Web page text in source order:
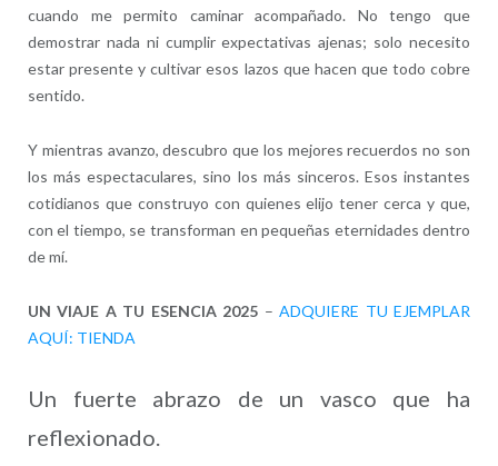
cuando me permito caminar acompañado. No tengo que
demostrar nada ni cumplir expectativas ajenas; solo necesito
estar presente y cultivar esos lazos que hacen que todo cobre
sentido.
Y mientras avanzo, descubro que los mejores recuerdos no son
los más espectaculares, sino los más sinceros. Esos instantes
cotidianos que construyo con quienes elijo tener cerca y que,
con el tiempo, se transforman en pequeñas eternidades dentro
de mí.
UN VIAJE A TU ESENCIA 2025 –ADQUIERE TU EJEMPLAR
AQUÍ: TIENDA
Un fuerte abrazo de un vasco que ha
reflexionado.